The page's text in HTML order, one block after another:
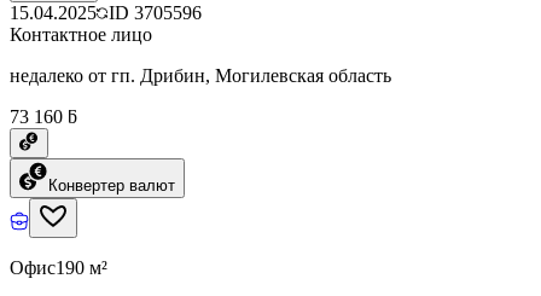
15.04.2025 ID 3705596
Контактное лицо
недалеко от гп. Дрибин, Могилевская область
73 160 ƃ
Конвертер валют
Офис190 м²